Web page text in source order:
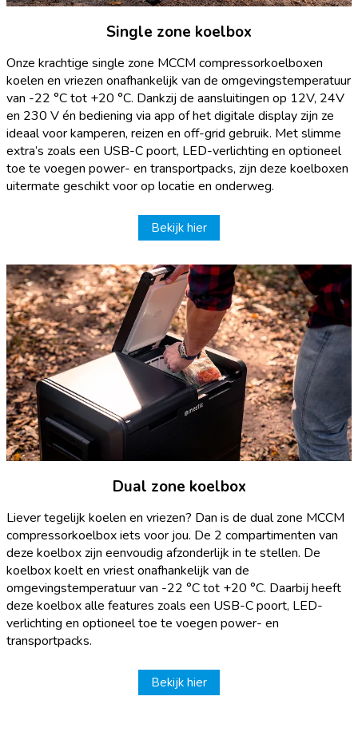
Single zone koelbox
Onze krachtige single zone MCCM compressorkoelboxen
koelen en vriezen onafhankelijk van de omgevingstemperatuur
van -22 °C tot +20 °C. Dankzij de aansluitingen op 12V, 24V
en 230 V én bediening via app of het digitale display zijn ze
ideaal voor kamperen, reizen en off-grid gebruik. Met slimme
extra’s zoals een USB-C poort, LED-verlichting en optioneel
toe te voegen power- en transportpacks, zijn deze koelboxen
uitermate geschikt voor op locatie en onderweg.
Bekijk hier
Dual zone koelbox
Liever tegelijk koelen en vriezen? Dan is de dual zone MCCM
compressorkoelbox iets voor jou. De 2 compartimenten van
deze koelbox zijn eenvoudig afzonderlijk in te stellen. De
koelbox koelt en vriest onafhankelijk van de
omgevingstemperatuur van -22 °C tot +20 °C. Daarbij heeft
deze koelbox alle features zoals een USB-C poort, LED-
verlichting en optioneel toe te voegen power- en
transportpacks.
Bekijk hier